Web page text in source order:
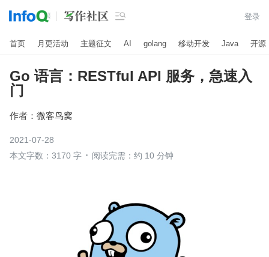
 登录
首页 月更活动 主题征文 AI golang 移动开发 Java 开源
Go 语言：RESTful API 服务，急速入
门
作者： 微客鸟窝
2021-07-28
本文字数：3170 字
阅读完需：约 10 分钟